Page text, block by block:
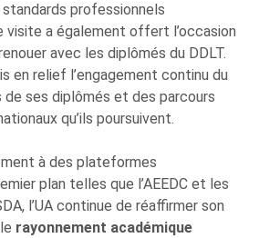
professionnels
visite a également offert l’occasion
avec les diplômés du DDLT.
en relief l’engagement continu du
de ses diplômés et des parcours
qu’ils poursuivent.
à des plateformes
plan telles que l’AEEDC et les
l’UA continue de réaffirmer son
rayonnement académique